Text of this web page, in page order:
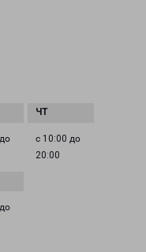
с 10:00 до
20:00